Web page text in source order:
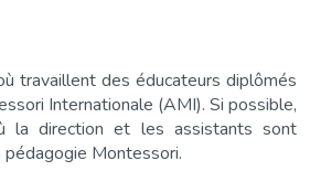
travaillent des éducateurs diplômés
Internationale (AMI). Si possible,
la direction et les assistants sont
Montessori.